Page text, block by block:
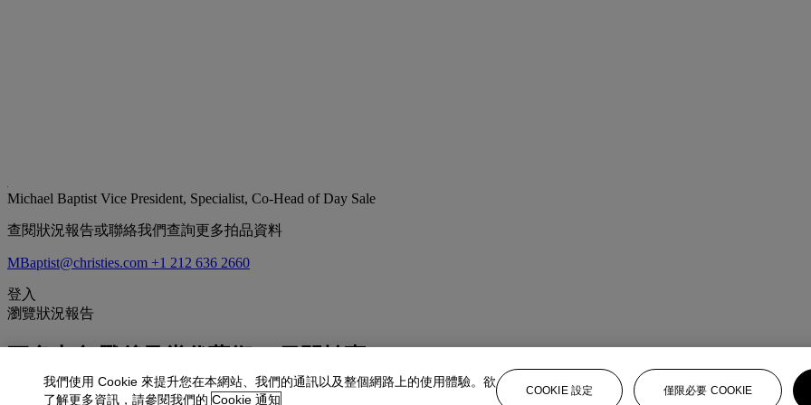
Michael Baptist Vice President, Specialist, Co-Head of Day Sale
查閱狀況報告或聯絡我們查詢更多拍品資料
MBaptist@christies.com +1 212 636 2660
登入
瀏覽狀況報告
查看全部
我們使用 Cookie 來提升您在本網站、我們的通訊以及整個網路上的使用體驗。欲
了解更多資訊，請參閱我們的 Cookie 通知
COOKIE 設定 僅限必要 COOKIE